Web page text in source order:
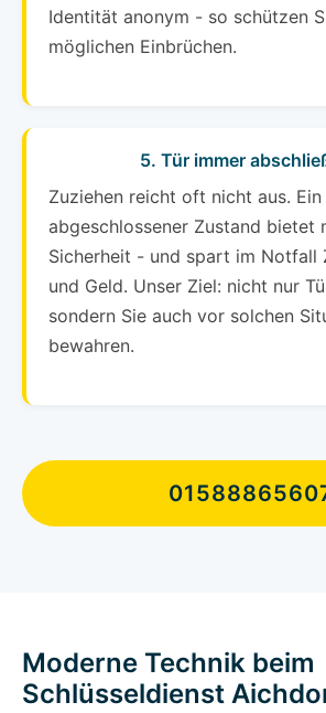
Identität anonym - so schützen
möglichen Einbrüchen.
5. Tür immer
Zuziehen reicht oft nicht aus. Ein
abgeschlossener Zustand bietet
Sicherheit - und spart im Notfall
und Geld. Unser Ziel: nicht nur
sondern Sie auch vor solchen
bewahren.
Moderne Technik beim
Schlüsseldienst